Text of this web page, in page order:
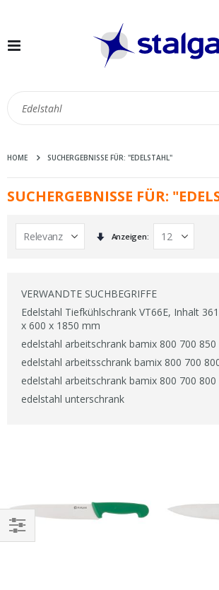
Navigation
HOME SUCHERGEBNISSE FÜR: "EDELSTAHL"
SUCHERGEBNISSE FÜR:
In
aufsteigender
Anzeigen
VERWANDTE SUCHBEGRIFFE
Edelstahl Tiefkühlschrank VT66E, Inhalt
x 600 x 1850 mm
edelstahl arbeitschrank bamix 800 700 850
edelstahl arbeitsschrank bamix 800 700
edelstahl arbeitschrank bamix 800 700 800
edelstahl unterschrank
EINKAUFEN